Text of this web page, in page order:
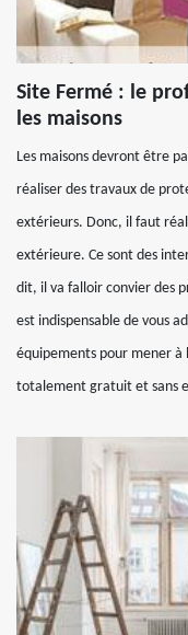
Site Fermé : le
les maisons
Les maisons devront être
réaliser des travaux de
extérieurs. Donc, il faut
extérieure. Ce sont des
dit, il va falloir convier des
est indispensable de vous
équipements pour mener à
totalement gratuit et sans